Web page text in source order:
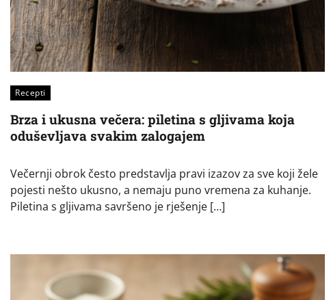
Recepti
Brza i ukusna večera: piletina s gljivama koja
oduševljava svakim zalogajem
Večernji obrok često predstavlja pravi izazov za sve koji žele
pojesti nešto ukusno, a nemaju puno vremena za kuhanje.
Piletina s gljivama savršeno je rješenje […]